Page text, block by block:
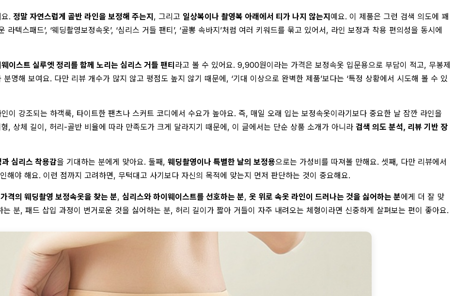
. 정말 자연스럽게 골반 라인을 보정해 주는지, 그리고 일상복이나 촬영복 아래에서 티가 나지 않는지예요. 이 제품은 그런 검색 의도에 꽤
텍스패드’, ‘웨딩촬영보정속옷’, ‘심리스 거들 팬티’, ‘골뽕 속바지’처럼 여러 키워드를 묶고 있어서, 라인 보정과 착용 편의성을 동시에
이스트 실루엣 정리를 함께 노리는 심리스 거들 팬티라고 볼 수 있어요. 9,900원이라는 가격은 보정속옷 입문용으로 부담이 적고, 무봉제
명해 보여요. 다만 리뷰 개수가 많지 않고 평점도 높지 않기 때문에, ‘기대 이상으로 완벽한 제품’보다는 ‘특정 상황에서 시도해 볼 수 있
이 강조되는 하객룩, 타이트한 팬츠나 스커트 코디에서 수요가 높아요. 즉, 매일 오래 입는 보정속옷이라기보다 중요한 날 잠깐 라인을
, 상체 길이, 허리-골반 비율에 따라 만족도가 크게 달라지기 때문에, 이 글에서는 단순 상품 소개가 아니라 검색 의도 분석, 리뷰 기반 장
심리스 착용감을 기대하는 분에게 맞아요. 둘째, 웨딩촬영이나 특별한 날의 보정용으로는 가성비를 따져볼 만해요. 셋째, 다만 리뷰에서
해야 해요. 이런 점까지 고려하면, 무턱대고 사기보다 자신의 목적에 맞는지 먼저 판단하는 것이 중요해요.
격의 웨딩촬영 보정속옷을 찾는 분, 심리스와 하이웨이스트를 선호하는 분, 옷 위로 속옷 라인이 드러나는 것을 싫어하는 분에게 더 잘 맞
분, 패드 삽입 과정이 번거로운 것을 싫어하는 분, 허리 길이가 짧아 거들이 자주 내려오는 체형이라면 신중하게 살펴보는 편이 좋아요.